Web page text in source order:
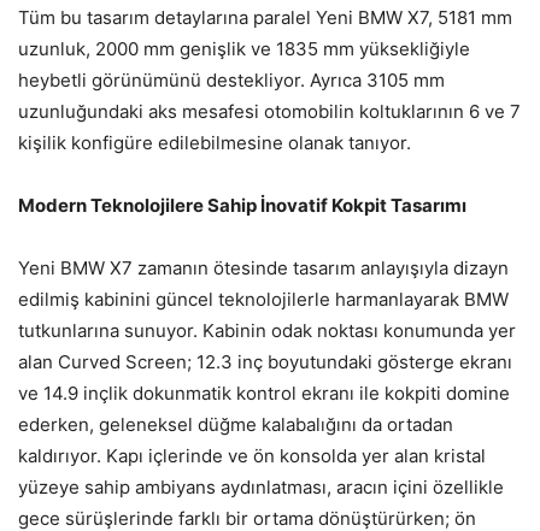
Tüm bu tasarım detaylarına paralel Yeni BMW X7, 5181 mm
uzunluk, 2000 mm genişlik ve 1835 mm yüksekliğiyle
heybetli görünümünü destekliyor. Ayrıca 3105 mm
uzunluğundaki aks mesafesi otomobilin koltuklarının 6 ve 7
kişilik konfigüre edilebilmesine olanak tanıyor.
Modern Teknolojilere Sahip İnovatif Kokpit Tasarımı
Yeni BMW X7 zamanın ötesinde tasarım anlayışıyla dizayn
edilmiş kabinini güncel teknolojilerle harmanlayarak BMW
tutkunlarına sunuyor. Kabinin odak noktası konumunda yer
alan Curved Screen; 12.3 inç boyutundaki gösterge ekranı
ve 14.9 inçlik dokunmatik kontrol ekranı ile kokpiti domine
ederken, geleneksel düğme kalabalığını da ortadan
kaldırıyor. Kapı içlerinde ve ön konsolda yer alan kristal
yüzeye sahip ambiyans aydınlatması, aracın içini özellikle
gece sürüşlerinde farklı bir ortama dönüştürürken; ön